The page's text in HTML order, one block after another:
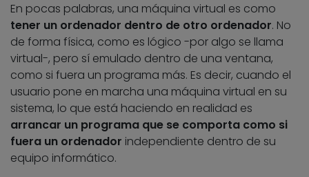
En pocas palabras, una máquina virtual es como
tener un ordenador dentro de otro ordenador. No
de forma física, como es lógico -por algo se llama
virtual-, pero sí emulado dentro de una ventana,
como si fuera un programa más. Es decir, cuando el
usuario pone en marcha una máquina virtual en su
sistema, lo que está haciendo en realidad es
arrancar un programa que se comporta como si
fuera un ordenador independiente dentro de su
equipo informático.